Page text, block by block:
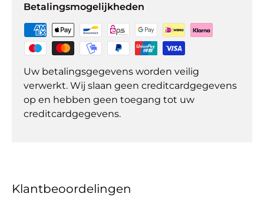
Betalingsmogelijkheden
Uw betalingsgegevens worden veilig
verwerkt. Wij slaan geen creditcardgegevens
op en hebben geen toegang tot uw
creditcardgegevens.
Klantbeoordelingen